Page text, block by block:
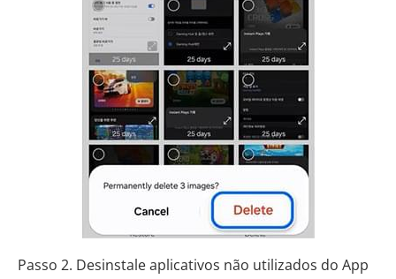
Passo 2. Desinstale aplicativos não utilizados do App